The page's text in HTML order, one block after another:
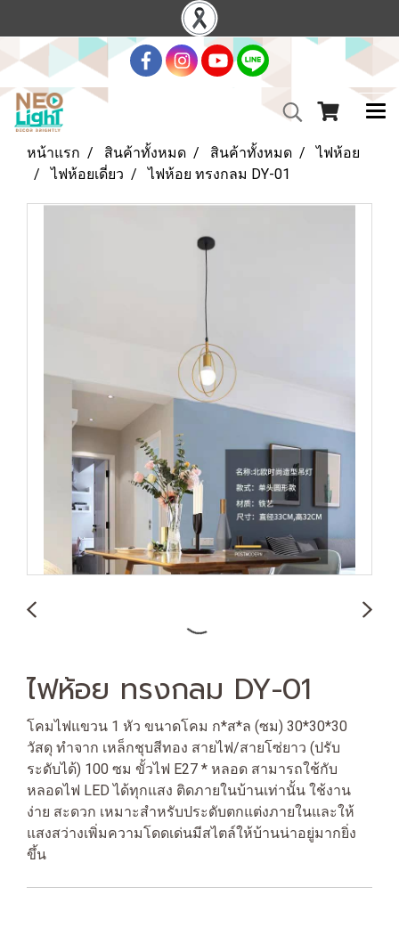
หน้าแรก สินค้าทั้งหมด สินค้าทั้งหมด
ไฟห้อย
ไฟห้อยเดี่ยว
ไฟห้อย ทรงกลม DY-01
ไฟห้อย ทรงกลม DY-01
โคมไฟแขวน 1 หัว ขนาดโคม ก*ส*ล (ซม) 30*30*30
วัสดุ ทำจาก เหล็กชุบสีทอง สายไฟ/สายโซ่ยาว (ปรับ
ระดับได้) 100 ซม ขั้วไฟ E27 * หลอด สามารถใช้กับ
หลอดไฟ LED ได้ทุกแสง ติดภายในบ้านเท่านั้น ใช้งาน
ง่าย สะดวก เหมาะสำหรับประดับตกแต่งภายในและให้
แสงสว่างเพิ่มความโดดเด่นมีสไตล์ให้บ้านน่าอยู่มากยิ่ง
ขึ้น